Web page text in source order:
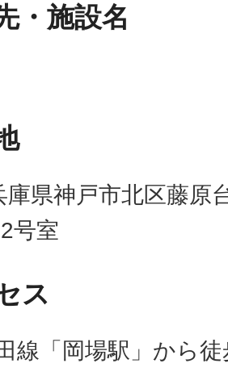
・施設名
庫県神戸市北区藤原
号室
ス
線「岡場駅」から